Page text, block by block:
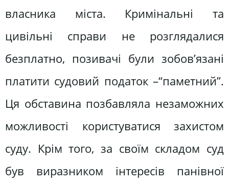
власника міста. Кримінальні та
цивільні справи не розглядалися
безплатно, позивачі були зобов’язані
платити судовий податок –“паметний”.
Ця обставина позбавляла незаможних
можливості користуватися захистом
суду. Крім того, за своїм складом суд
був виразником інтересів панівної